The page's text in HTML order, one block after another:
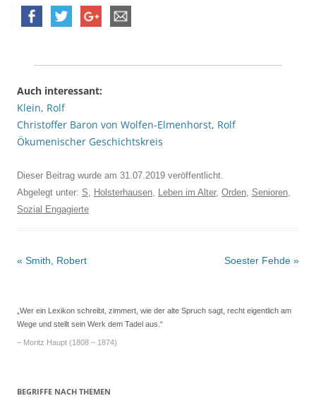
Auch interessant:
Klein, Rolf
Christoffer Baron von Wolfen-Elmenhorst, Rolf
Ökumenischer Geschichtskreis
Dieser Beitrag wurde am 31.07.2019 veröffentlicht.
Abgelegt unter: S, Holsterhausen, Leben im Alter, Orden, Senioren,
Sozial Engagierte
Beitrags-
« Smith, Robert Soester Fehde »
„Wer ein Lexikon schreibt, zimmert, wie der alte Spruch sagt, recht eigentlich am
Wege und stellt sein Werk dem Tadel aus.“
– Moritz Haupt (1808 – 1874)
BEGRIFFE NACH THEMEN